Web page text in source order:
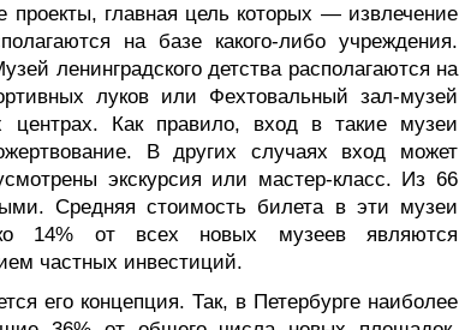
проекты, главная цель которых — извлечение
на базе какого-либо учреждения.
ленинградского детства располагаются на
луков или Фехтовальный зал-музей
Как правило, вход в такие музеи
В других случаях вход может
экскурсия или мастер-класс. Из 66
Средняя стоимость билета в эти музеи
14% от всех новых музеев являются
частных инвестиций.
его концепция. Так, в Петербурге наиболее